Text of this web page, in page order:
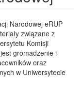
Narodowej eRUP
związane z
Komisji
gromadzenie i
oraz
w Uniwersytecie